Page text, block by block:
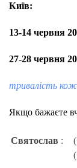
Київ:
13-14 червня
27-28 червня
тривалість
Якщо бажаєте
Святослав :